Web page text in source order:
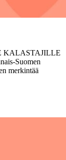
KALASTAJILLE
Suomen
merkintää